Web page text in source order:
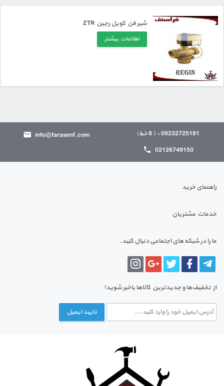
شیر فن کویل رجین ZTR
اطلاعات بیشتر
09232725181 - ( 8 خط)
02126749150
info@farasenf.com
راهنمای خرید
خدمات مشتریان
ما را در شبکه های اجتماعی دنبال کنید.
از تخفیف‌ها و جدیدترین‌ کالاها باخبر شوید!
تایید ایمیل